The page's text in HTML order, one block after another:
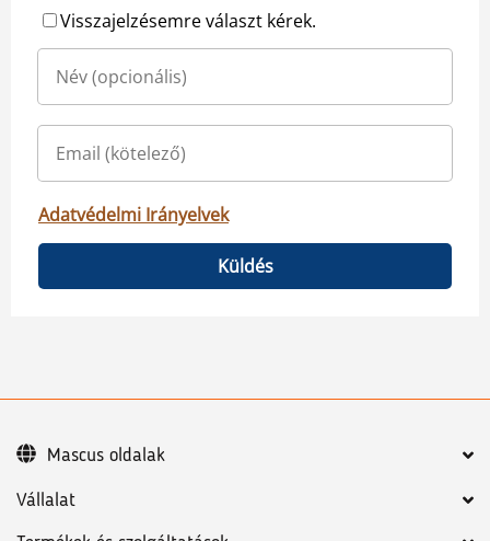
Visszajelzésemre választ kérek.
Adatvédelmi Irányelvek
Küldés
Vállalat
Mascus oldalak